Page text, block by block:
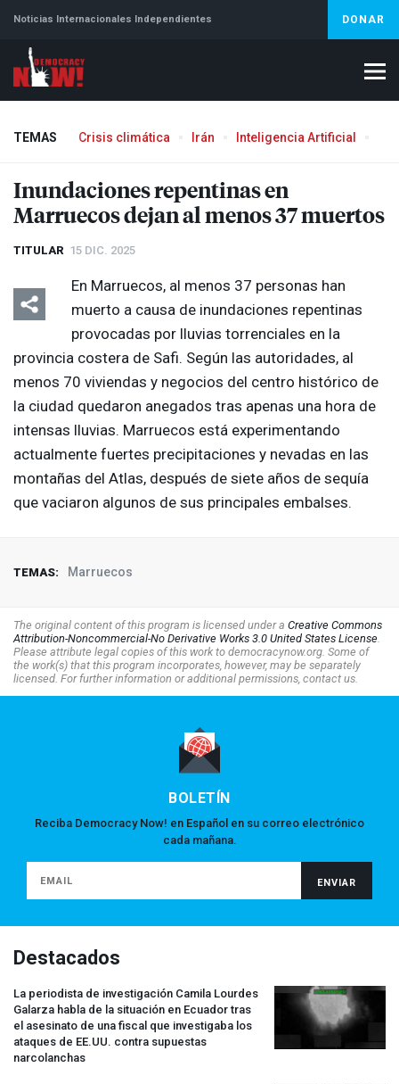
Noticias Internacionales Independientes DONAR
TEMAS Crisis climática Irán Inteligencia Artificial
Inundaciones repentinas en
Marruecos dejan al menos 37 muertos
TITULAR 15 DIC. 2025
En Marruecos, al menos 37 personas han
muerto a causa de inundaciones repentinas
provocadas por lluvias torrenciales en la
provincia costera de Safi. Según las autoridades, al
menos 70 viviendas y negocios del centro histórico de
la ciudad quedaron anegados tras apenas una hora de
intensas lluvias. Marruecos está experimentando
actualmente fuertes precipitaciones y nevadas en las
montañas del Atlas, después de siete años de sequía
que vaciaron algunos de sus principales embalses.
TEMAS: Marruecos
The original content of this program is licensed under a Creative Commons
Attribution-Noncommercial-No Derivative Works 3.0 United States License.
Please attribute legal copies of this work to democracynow.org. Some of
the work(s) that this program incorporates, however, may be separately
licensed. For further information or additional permissions, contact us.
BOLETÍN
Reciba Democracy Now! en Español en su correo electrónico
cada mañana.
Destacados
La periodista de investigación Camila Lourdes
Galarza habla de la situación en Ecuador tras
el asesinato de una fiscal que investigaba los
ataques de EE.UU. contra supuestas
narcolanchas